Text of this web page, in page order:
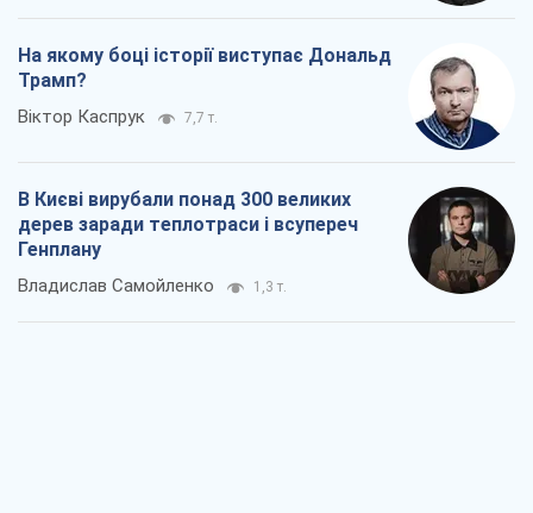
На якому боці історії виступає Дональд
Трамп?
Віктор Каспрук 7,7 т.
В Києві вирубали понад 300 великих
дерев заради теплотраси і всупереч
Генплану
Владислав Самойленко 1,3 т.